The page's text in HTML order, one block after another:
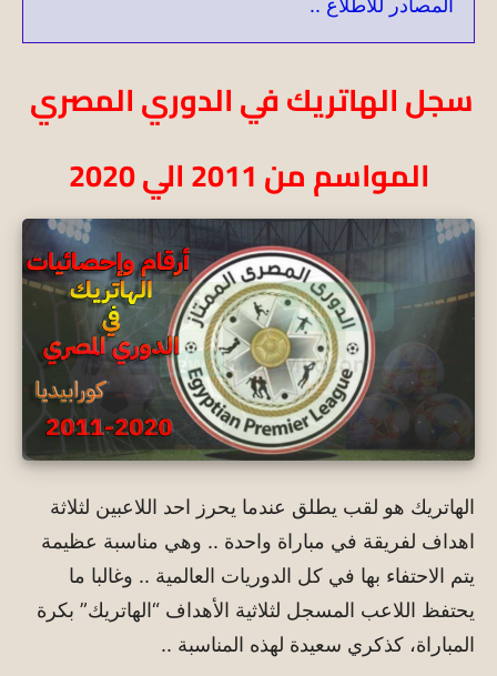
المصادر للاطلاع ..
سجل الهاتريك في الدوري المصري
المواسم من 2011 الي 2020
الهاتريك هو لقب يطلق عندما يحرز احد اللاعبين لثلاثة
اهداف لفريقة في مباراة واحدة .. وهي مناسبة عظيمة
يتم الاحتفاء بها في كل الدوريات العالمية .. وغالبا ما
يحتفظ اللاعب المسجل لثلاثية الأهداف “الهاتريك” بكرة
المباراة، كذكري سعيدة لهذه المناسبة ..